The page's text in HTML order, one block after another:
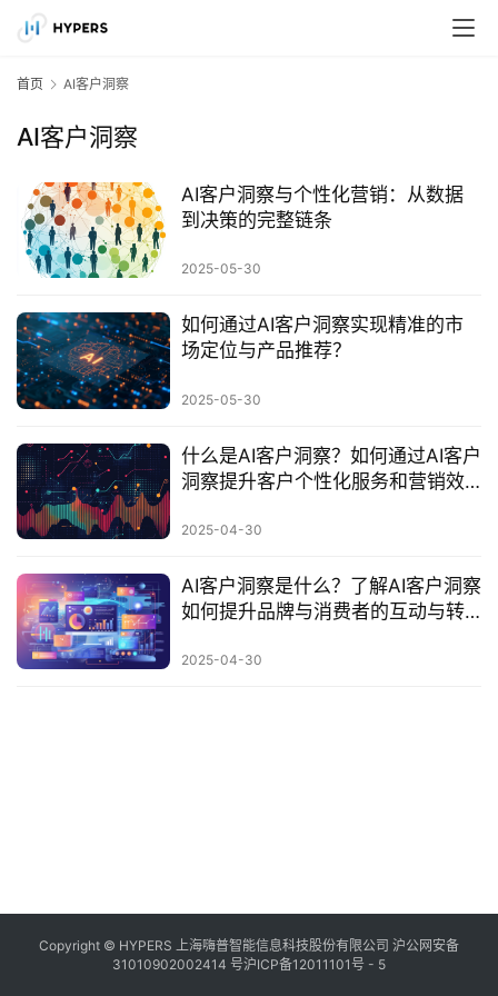
首页 AI客户洞察
AI客户洞察
AI客户洞察与个性化营销：从数据
到决策的完整链条
2025-05-30
如何通过AI客户洞察实现精准的市
场定位与产品推荐？
2025-05-30
什么是AI客户洞察？如何通过AI客户
洞察提升客户个性化服务和营销效
2025-04-30
AI客户洞察是什么？了解AI客户洞察
如何提升品牌与消费者的互动与转
2025-04-30
Copyright © HYPERS 上海嗨普智能信息科技股份有限公司 沪公网安备
31010902002414 号沪ICP备12011101号 - 5